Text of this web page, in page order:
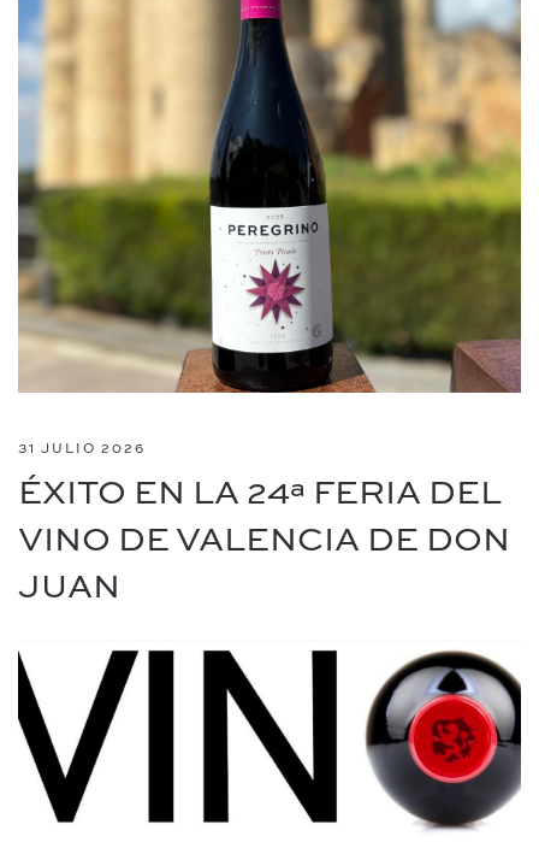
31 JULIO 2026
ÉXITO EN LA 24ª FERIA DEL
VINO DE VALENCIA DE DON
JUAN